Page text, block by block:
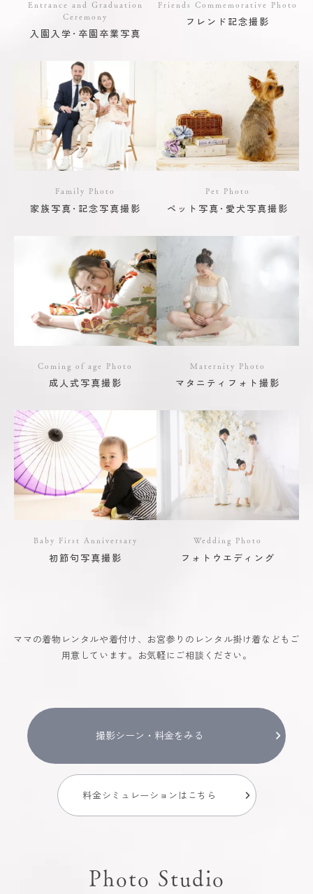
Entrance and Graduation
Ceremony
入園入学･卒園卒業写真
Friends Commemorative Photo
フレンド記念撮影
Family Photo
家族写真･記念写真撮影
Pet Photo
ペット写真･愛犬写真撮影
Coming of age Photo
成人式写真撮影
Maternity Photo
マタニティフォト撮影
Baby First Anniversary
初節句写真撮影
Wedding Photo
フォトウエディング
ママの着物レンタルや着付け、お宮参りのレンタル掛け着などもご
用意しています。お気軽にご相談ください。
撮影シーン・料金をみる
料金シミュレーションはこちら
Photo Studio